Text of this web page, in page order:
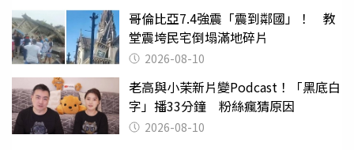
哥倫比亞7.4強震「震到鄰國」！ 教
堂震垮民宅倒塌滿地碎片
2026-08-10
老高與小茉新片變Podcast！「黑底白
字」播33分鐘 粉絲瘋猜原因
2026-08-10